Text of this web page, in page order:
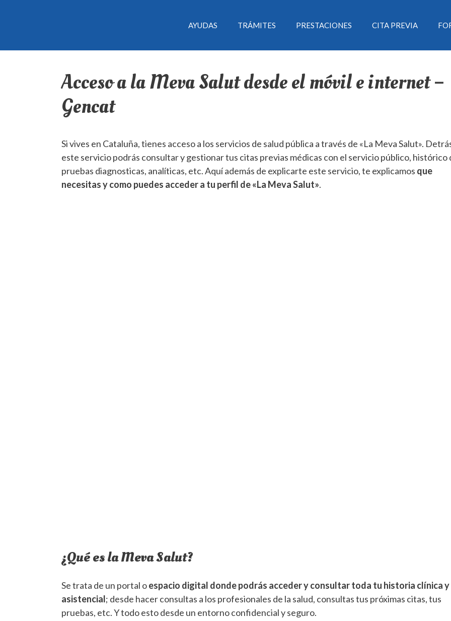
AYUDAS TRÁMITES PRESTACIONES CITA PREVIA
Acceso a la Meva Salut desde el móvil e internet –
Gencat
Si vives en Cataluña, tienes acceso a los servicios de salud pública a través de «La Meva Salut».
este servicio podrás consultar y gestionar tus citas previas médicas con el servicio público, histórico
pruebas diagnosticas, analíticas, etc. Aquí además de explicarte este servicio, te explicamos que
necesitas y como puedes acceder a tu perfil de «La Meva Salut».
¿Qué es la Meva Salut?
Se trata de un portal oespacio digital donde podrás acceder y consultar toda tu historia clínica y
asistencial; desde hacer consultas a los profesionales de la salud, consultas tus próximas citas, tus
pruebas, etc. Y todo esto desde un entorno confidencial y seguro.